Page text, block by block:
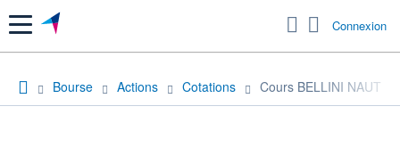
Menu Connexion
Bourse Actions Cotations Cours BELLINI NAUT